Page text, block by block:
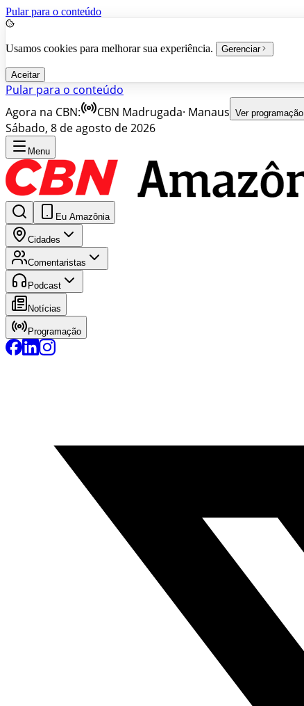
Pular para o conteúdo
Usamos cookies para melhorar sua experiência. Gerenciar
Aceitar
Pular para o conteúdo
Agora na CBN:
CBN Madrugada· Manaus Ver programação
Sábado, 8 de agosto de 2026
Menu
Eu Amazônia
Cidades
Comentaristas
Podcast
Notícias
Programação